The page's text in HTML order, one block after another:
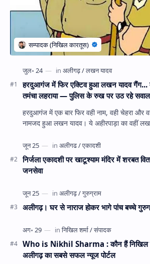
हरदुआगंज में फिर एक्टिव हुआ लखन यादव गैंग...
तमंचा लहराया — पुलिस के रुख पर उठ रहे सवाल
हरदुआगंज में एक बार फिर वही नाम, वही चेहरा और
नामजद हुआ लखन यादव। ये अहीरपाड़ा का वहीं लखन यादव है जिसे 12 दिन
निर्जला एकादशी पर खाटूश्याम मंदिर में शरबत
जनसेवा
अलीगढ़। घर से नाराज होकर भागे पांच बच्चे
Who is Nikhil Sharma : कौन हैं निखिल
अलीगढ़ का सबसे सफल न्यूज पोर्टल